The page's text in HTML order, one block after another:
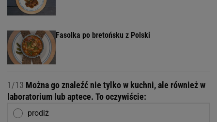
Fasolka po bretońsku z Polski
1/13 Można go znaleźć nie tylko w kuchni, ale również w
laboratorium lub aptece. To oczywiście:
prodiż